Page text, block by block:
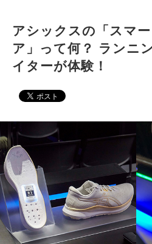
アシックスの「スマ
ア」って何？ ランニ
イターが体験！
CAR&BIKE
COLUMN
MAGAZINE
ABOUT SITE
サイトマッ